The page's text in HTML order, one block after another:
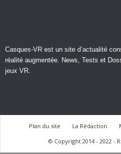
Casques-VR est un site d’actualité
réalité augmentée. News, Tests et
jeux VR.
Plan du site La Rédaction
© Copyright 2014 - 2022 -